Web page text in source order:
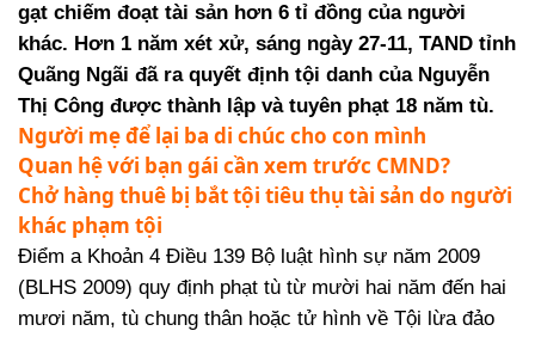
gạt chiếm đoạt tài sản hơn 6 tỉ đồng của người
khác. Hơn 1 năm xét xử, sáng ngày 27-11, TAND tỉnh
Quãng Ngãi đã ra quyết định tội danh của Nguyễn
Thị Công được thành lập và tuyên phạt 18 năm tù.
Người mẹ để lại ba di chúc cho con mình
Quan hệ với bạn gái cần xem trước CMND?
Chở hàng thuê bị bắt tội tiêu thụ tài sản do người
khác phạm tội
Điểm a Khoản 4 Điều 139 Bộ luật hình sự năm 2009
(BLHS 2009) quy định phạt tù từ mười hai năm đến hai
mươi năm, tù chung thân hoặc tử hình về Tội lừa đảo